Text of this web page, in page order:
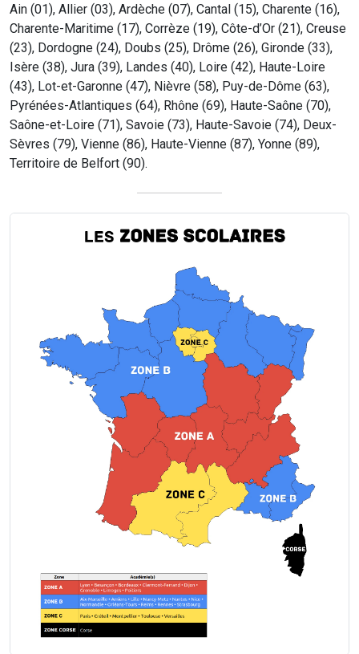
Ain (01), Allier (03), Ardèche (07), Cantal (15), Charente (16),
Charente-Maritime (17), Corrèze (19), Côte-d’Or (21), Creuse
(23), Dordogne (24), Doubs (25), Drôme (26), Gironde (33),
Isère (38), Jura (39), Landes (40), Loire (42), Haute-Loire
(43), Lot-et-Garonne (47), Nièvre (58), Puy-de-Dôme (63),
Pyrénées-Atlantiques (64), Rhône (69), Haute-Saône (70),
Saône-et-Loire (71), Savoie (73), Haute-Savoie (74), Deux-
Sèvres (79), Vienne (86), Haute-Vienne (87), Yonne (89),
Territoire de Belfort (90).